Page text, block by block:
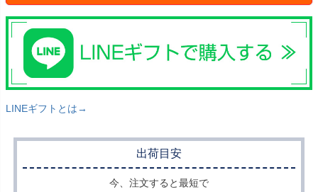
LINEギフトとは→
出荷目安
今、注文すると最短で